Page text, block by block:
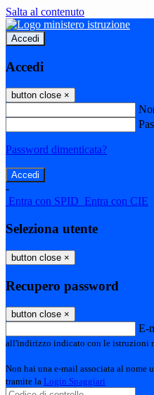
Salta al contenuto
Accedi
Accedi
button close ×
Password dimenticata?
-
Entra con SPID Entra con CIE
Seleziona utente
button close ×
Recupero password
button close ×
E-
all'indirizzo indicato con le istruzioni
Non hai una e-mail associata al nome
tramite la Login Spaggiari